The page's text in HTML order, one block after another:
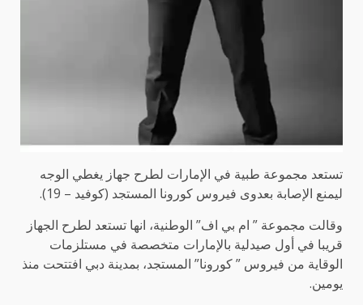
تستعد مجموعة طبية في الإمارات لطرح جهاز يغطي الوجه
ليمنع الإصابة بعدوى فيروس كورونا المستجد (كوفيد – 19).
وقالت مجموعة ” ام بي اف” الوطنية، انها تستعد لطرح الجهاز
قريبا في أول صيدلية بالإمارات متخصصة في مستلزمات
الوقاية من فيروس ” كورونا” المستجد، بمدينة دبي افتتحت منذ
يومين.